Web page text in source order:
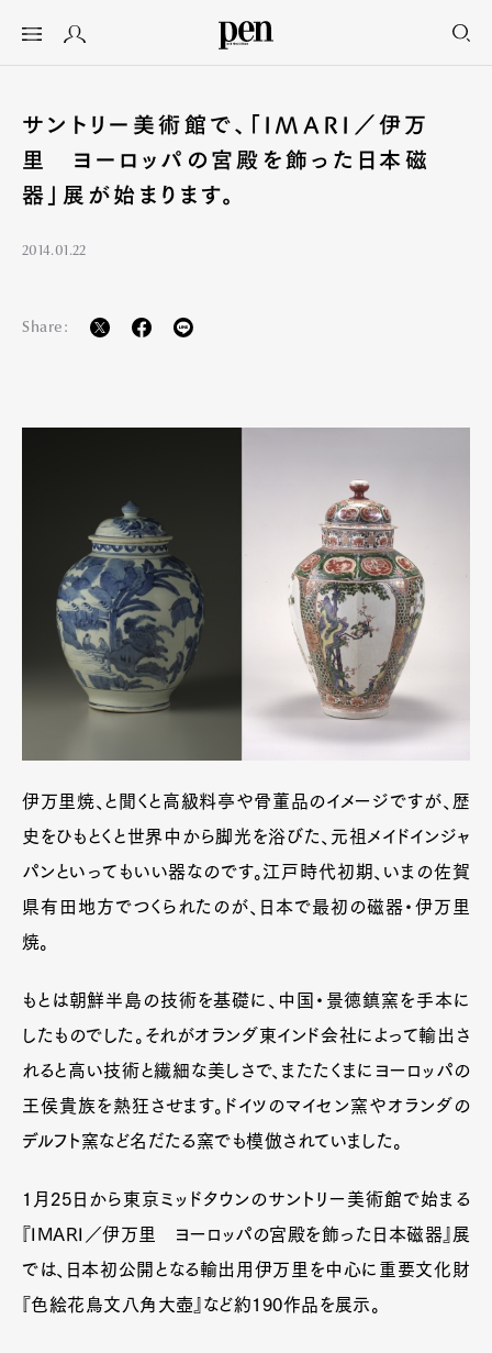
サントリー美術館で、「IMARI／伊万
里 ヨーロッパの宮殿を飾った日本磁
器」展が始まります。
2014.01.22
Share:
伊万里焼、と聞くと高級料亭や骨董品のイメージですが、歴
史をひもとくと世界中から脚光を浴びた、元祖メイドインジャ
パンといってもいい器なのです。江戸時代初期、いまの佐賀
県有田地方でつくられたのが、日本で最初の磁器・伊万里
焼。
もとは朝鮮半島の技術を基礎に、中国・景徳鎮窯を手本に
したものでした。それがオランダ東インド会社によって輸出さ
れると高い技術と繊細な美しさで、またたくまにヨーロッパの
王侯貴族を熱狂させます。ドイツのマイセン窯やオランダの
デルフト窯など名だたる窯でも模倣されていました。
1月25日から東京ミッドタウンのサントリー美術館で始まる
『IMARI／伊万里 ヨーロッパの宮殿を飾った日本磁器』展
では、日本初公開となる輸出用伊万里を中心に重要文化財
『色絵花鳥文八角大壺』など約190作品を展示。